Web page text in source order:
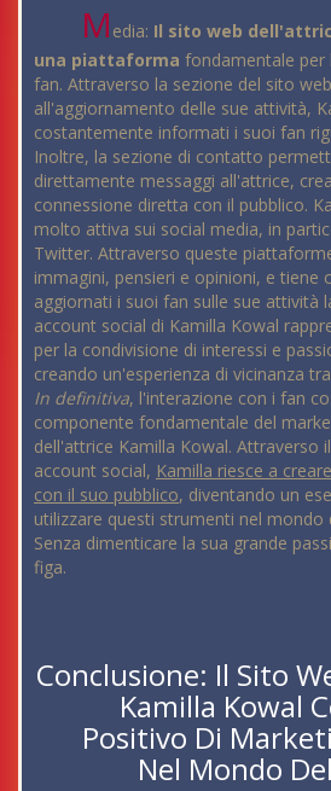
M edia: Il sito web
una piattaforma fondamentale per
fan. Attraverso la sezione del sito
all'aggiornamento delle sue attività,
costantemente informati i suoi fan
Inoltre, la sezione di contatto
direttamente messaggi all'attrice,
connessione diretta con il pubblico.
molto attiva sui social media, in
Twitter. Attraverso queste
immagini, pensieri e opinioni, e tiene
aggiornati i suoi fan sulle sue attività
account social di Kamilla Kowal
per la condivisione di interessi e
creando un'esperienza di vicinanza
In definitiva, l'interazione con i fan
componente fondamentale del
dell'attrice Kamilla Kowal. Attraverso
account social, Kamilla riesce a
con il suo pubblico, diventando un
utilizzare questi strumenti nel mondo
Senza dimenticare la sua grande
figa.
Conclusione: Il Sito
Kamilla Kowal
Positivo Di
Nel Mondo